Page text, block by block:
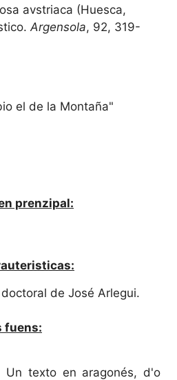
avstriaca (Huesca,
Argensola, 92, 319-
el de la Montaña"
prenzipal:
de José Arlegui.
fuens:
Un texto en aragonés, d'o